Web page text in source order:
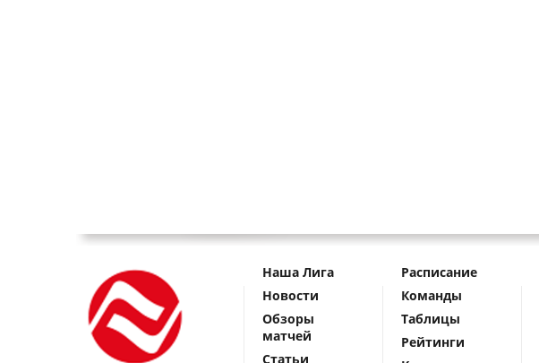
Наша Лига
Новости
Обзоры
матчей
Статьи
Расписание
Команды
Таблицы
Рейтинги